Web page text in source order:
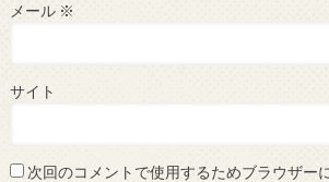
メール ※
サイト
次回のコメントで使用するためブラウザー